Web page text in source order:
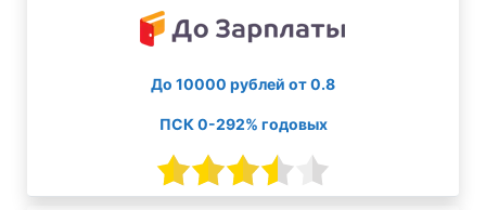
До 10000 рублей от 0.8
ПСК 0-292% годовых